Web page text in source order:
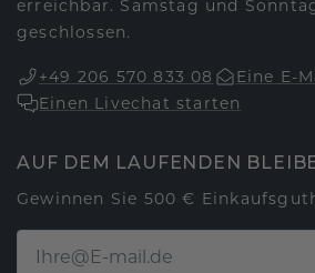
erreichbar. Samstag und
geschlossen.
+49 206 570 833 08
Eine E-
Einen Livechat starten
AUF DEM LAUFENDEN
Gewinnen Sie 500 €